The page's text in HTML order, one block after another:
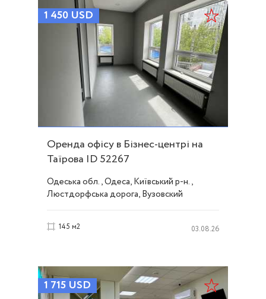
1 450 USD
Оренда офісу в Бізнес-центрі на
Таїрова ID 52267
Одеська обл., Одеса, Київський р-н.,
Люстдорфська дорога, Вузовский
145 м2 03.08.26
1 715 USD